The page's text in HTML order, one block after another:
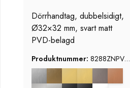
Dörrhandtag, dubbelsidigt,
Ø32×32 mm, svart matt
PVD-belagd
Produktnummer: 8288ZNPVD
35